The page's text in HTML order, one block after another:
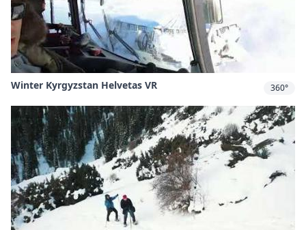
Winter Kyrgyzstan Helvetas VR 360°